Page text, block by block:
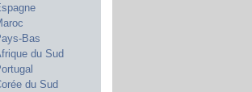
Bas
du Sud
du Sud